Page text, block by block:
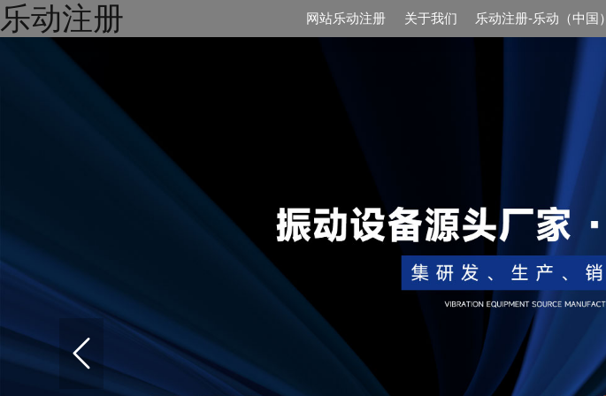
乐动注册 网站乐动注册 关于我们 乐动注册-乐动（中国）